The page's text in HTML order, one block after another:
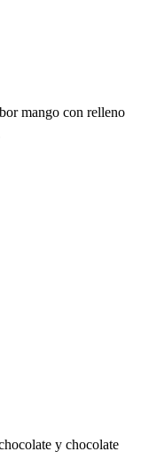
mango con relleno
y chocolate